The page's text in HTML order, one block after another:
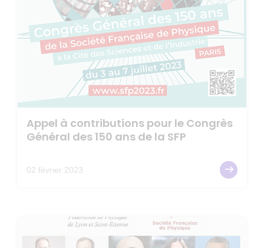
Appel à contributions pour le Congrès
Général des 150 ans de la SFP
02 février 2023